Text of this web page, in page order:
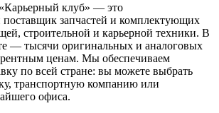
клуб» — это
запчастей и комплектующих
строительной и карьерной техники. В
— тысячи оригинальных и аналоговых
ценам. Мы обеспечиваем
по всей стране: вы можете выбрать
транспортную компанию или
офиса.